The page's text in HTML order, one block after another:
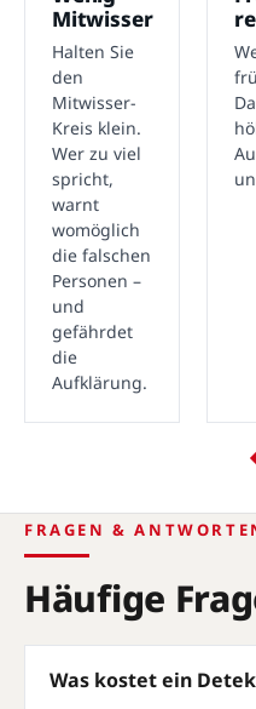
Mitwisser
Halten Sie
den
Mitwisser-
Kreis klein.
Wer zu viel
spricht,
warnt
womöglich
die falschen
Personen –
und
gefährdet
die
Aufklärung.
FRAGEN &
Häufige
Was kostet ein